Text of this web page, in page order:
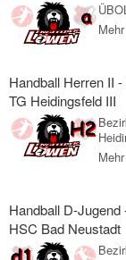
Handball Herren II
TG Heidingsfeld III
Handball D-
HSC Bad Neustadt